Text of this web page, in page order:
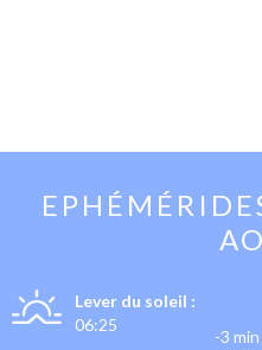
Lever du soleil :
06:25
-3 min